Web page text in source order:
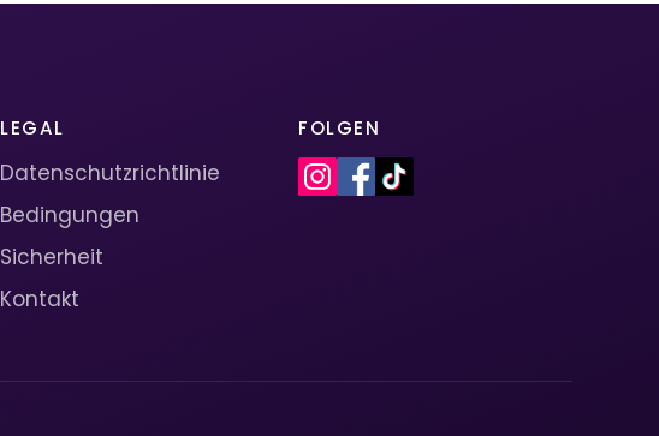
LEGAL
Datenschutzrichtlinie
Bedingungen
Sicherheit
Kontakt
FOLGEN